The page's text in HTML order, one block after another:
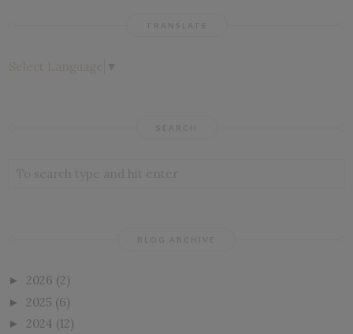
► 2026 (2)
► 2025 (6)
► 2024 (12)